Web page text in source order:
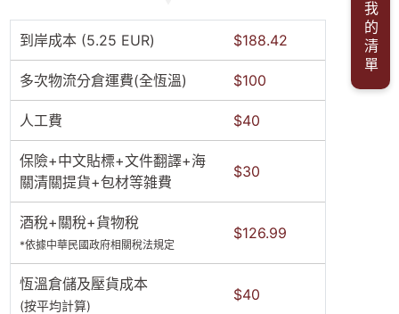
我的清單
到岸成本 (5.25 EUR) $188.42
多次物流分倉運費(全恆溫) $100
人工費 $40
保險+中文貼標+文件翻譯+海
關清關提貨+包材等雑費
$30
酒稅+關稅+貨物稅
*依據中華民國政府相關稅法規定
$126.99
恆溫倉儲及壓貨成本
(按平均計算)
$40